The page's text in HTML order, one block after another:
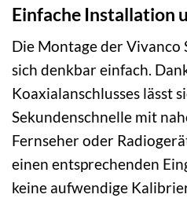
Einfache Installation
Die Montage der Vivanco
sich denkbar einfach.
Koaxialanschlusses lässt
Sekundenschnelle mit
Fernseher oder
einen entsprechenden
keine aufwendige